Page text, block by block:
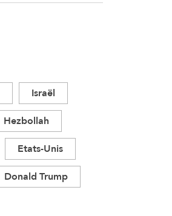
Israël
Hezbollah
Etats-Unis
Donald Trump